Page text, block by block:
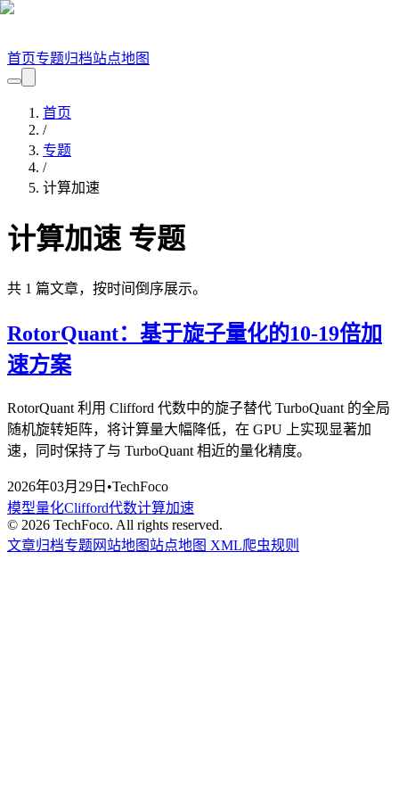
首页专题归档站点地图
首页
/
专题
/
计算加速
计算加速专题
共 1 篇文章，按时间倒序展示。
RotorQuant：基于旋子量化的10-19倍加
速方案
RotorQuant 利用 Clifford 代数中的旋子替代 TurboQuant 的全局
随机旋转矩阵，将计算量大幅降低，在 GPU 上实现显著加
速，同时保持了与 TurboQuant 相近的量化精度。
2026年03月29日 •TechFoco
模型量化Clifford代数计算加速
© 2026 TechFoco. All rights reserved.
文章归档专题 网站地图 站点地图 XML爬虫规则